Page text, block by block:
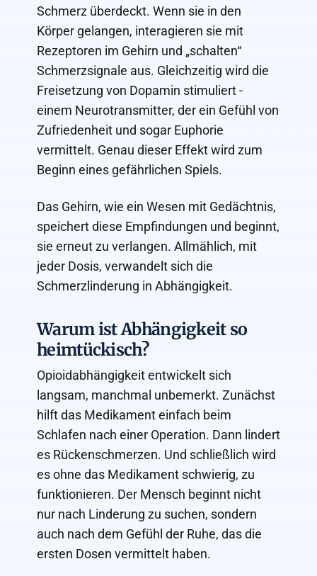
Schmerz überdeckt. Wenn sie in den
Körper gelangen, interagieren sie mit
Rezeptoren im Gehirn und „schalten“
Schmerzsignale aus. Gleichzeitig wird die
Freisetzung von Dopamin stimuliert -
einem Neurotransmitter, der ein Gefühl von
Zufriedenheit und sogar Euphorie
vermittelt. Genau dieser Effekt wird zum
Beginn eines gefährlichen Spiels.
Das Gehirn, wie ein Wesen mit Gedächtnis,
speichert diese Empfindungen und beginnt,
sie erneut zu verlangen. Allmählich, mit
jeder Dosis, verwandelt sich die
Schmerzlinderung in Abhängigkeit.
Warum ist Abhängigkeit so
heimtückisch?
Opioidabhängigkeit entwickelt sich
langsam, manchmal unbemerkt. Zunächst
hilft das Medikament einfach beim
Schlafen nach einer Operation. Dann lindert
es Rückenschmerzen. Und schließlich wird
es ohne das Medikament schwierig, zu
funktionieren. Der Mensch beginnt nicht
nur nach Linderung zu suchen, sondern
auch nach dem Gefühl der Ruhe, das die
ersten Dosen vermittelt haben.